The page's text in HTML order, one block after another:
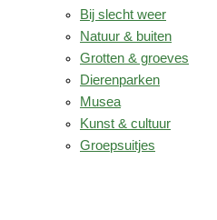
Bij slecht weer
Natuur & buiten
Grotten & groeves
Dierenparken
Musea
Kunst & cultuur
Groepsuitjes